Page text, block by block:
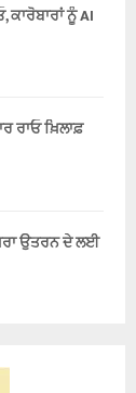
ਕਾਰੋਬਾਰਾਂ ਨੂੰ AI
ਰਾਓ ਖ਼ਿਲਾਫ਼
ਉਤਰਨ ਦੇ ਲਈ